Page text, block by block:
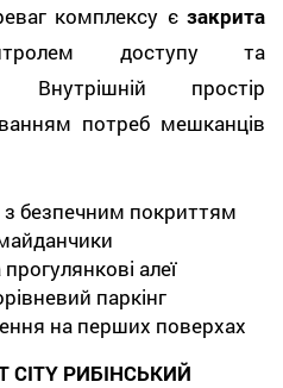
комплексу є закрита
доступу та
Внутрішній простір
потреб мешканців
безпечним покриттям
алеї
паркінг
на перших поверхах
CITY РИБІНСЬКИЙ